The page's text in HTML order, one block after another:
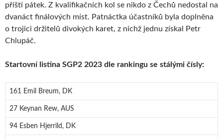
příští pátek. Z kvalifikačních kol se nikdo z Čechů nedostal na
dvanáct finálových míst. Patnáctka účastníků byla doplněna
o trojici držitelů divokých karet, z nichž jednu získal Petr
Chlupáč.
Startovní listina SGP2 2023 dle rankingu se stálými čísly:
161 Emil Breum, DK
27 Keynan Rew, AUS
94 Esben Hjerrild, DK